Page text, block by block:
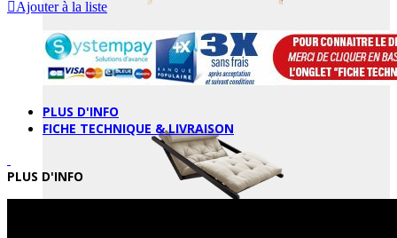
CHAISES LONGUES
Ajouter à la liste
PLUS D'INFO
FICHE TECHNIQUE & LIVRAISON
PLUS D'INFO